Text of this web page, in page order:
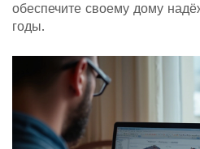
обеспечите своему дому
годы.